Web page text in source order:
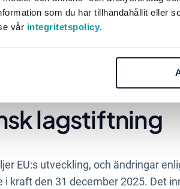
som du har tillhandahållit eller
vår integritetspolicy.
presenterat ett första utkast till
de obligatoriska datapunkterna
först därefter som en ny version
november. Viktigt att komma ihåg
lagstiftning
EU:s utveckling, och ändringar
i kraft den 31 december 2025. Det